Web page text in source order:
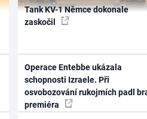
Tank KV-1 Němce dokonale
zaskočil
Operace Entebbe ukázala
schopnosti Izraele. Při
osvobozování rukojmích padl
premiéra